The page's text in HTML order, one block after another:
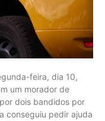
feira, dia 10,
um morador de
dois bandidos por
conseguiu pedir ajuda